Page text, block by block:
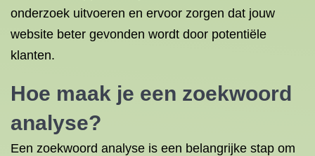
onderzoek uitvoeren en ervoor zorgen dat jouw
website beter gevonden wordt door potentiële
klanten.
Hoe maak je een zoekwoord
analyse?
Een zoekwoord analyse is een belangrijke stap om